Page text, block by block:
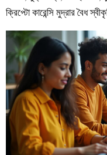
ক্রিপ্টো কারেন্সি মুদ্রার বৈধ